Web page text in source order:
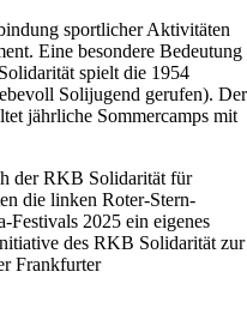
sportlicher Aktivitäten
Eine besondere Bedeutung
spielt die 1954
Solijugend gerufen). Der
jährliche Sommercamps mit
der RKB Solidarität für
die linken Roter-Stern-
Festivals 2025 ein eigenes
des RKB Solidarität zur
Frankfurter